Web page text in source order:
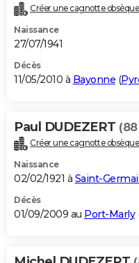
Créer une cagnotte
Naissance
27/07/1941
Décès
11/05/2010 à Bayonne (
Paul DUDEZERT
Créer une cagnotte
Naissance
02/02/1921 à Saint-
Décès
01/09/2009 au Port-Marly